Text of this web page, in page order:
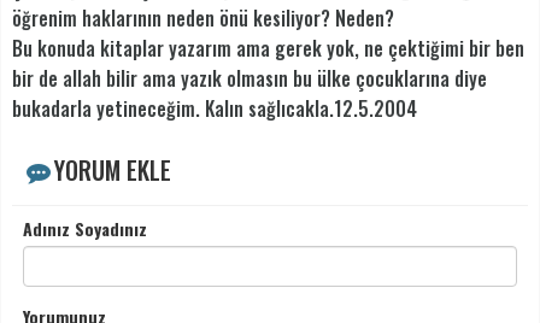
öğrenim haklarının neden önü kesiliyor? Neden?
Bu konuda kitaplar yazarım ama gerek yok, ne çektiğimi bir ben
bir de allah bilir ama yazık olmasın bu ülke çocuklarına diye
bukadarla yetineceğim. Kalın sağlıcakla.12.5.2004
YORUM EKLE
Adınız Soyadınız
Yorumunuz